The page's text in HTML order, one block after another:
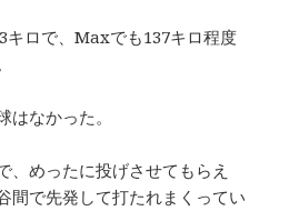
キロで、Maxでも137キロ程度
なかった。
、めったに投げさせてもらえ
間で先発して打たれまくってい